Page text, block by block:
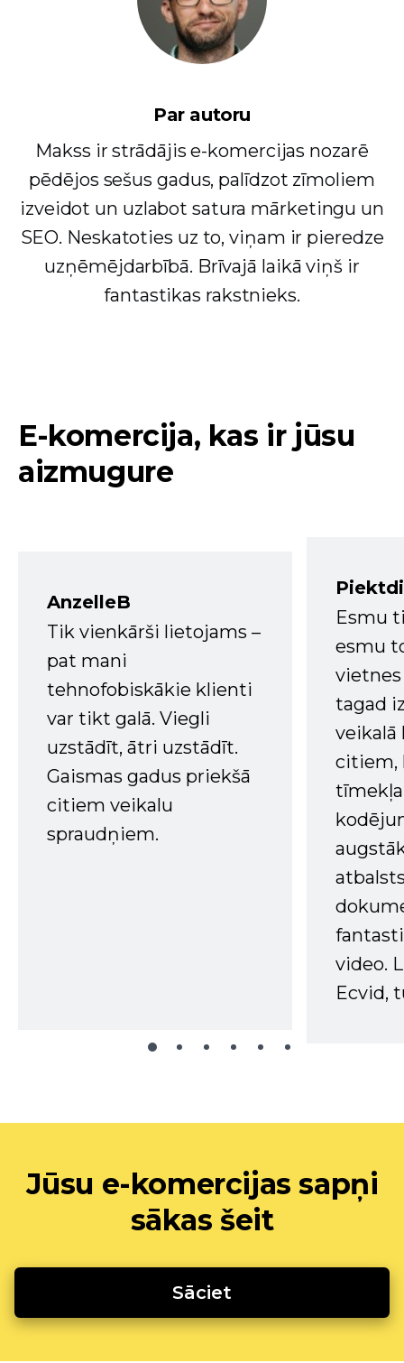
Par autoru
Makss ir strādājis e-komercijas nozarē
pēdējos sešus gadus, palīdzot zīmoliem
izveidot un uzlabot satura mārketingu un
SEO. Neskatoties uz to, viņam ir pieredze
uzņēmējdarbībā. Brīvajā laikā viņš ir
fantastikas rakstnieks.
E-komercija, kas ir jūsu
aizmugure
AnzelleB
Tik vienkārši lietojams –
pat mani
tehnofobiskākie klienti
var tikt galā. Viegli
uzstādīt, ātri uzstādīt.
Gaismas gadus priekšā
citiem veikalu
spraudņiem.
Esmu
esmu
tagad
veikalā
citiem,
tīmekļa
video.
Ecvid,
Jūsu e-komercijas sapņi
sākas šeit
Sāciet